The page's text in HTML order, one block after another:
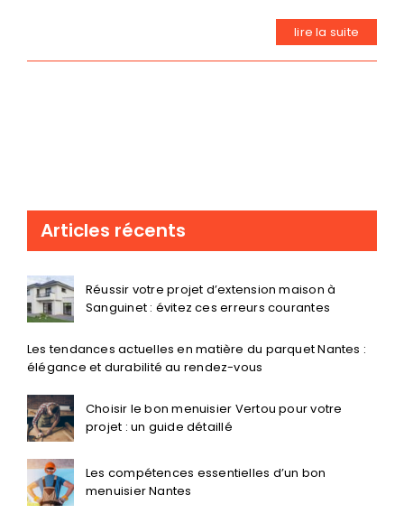
lire la suite
Articles récents
Réussir votre projet d’extension maison à
Sanguinet : évitez ces erreurs courantes
Les tendances actuelles en matière du parquet Nantes :
élégance et durabilité au rendez-vous
Choisir le bon menuisier Vertou pour votre
projet : un guide détaillé
Les compétences essentielles d’un bon
menuisier Nantes